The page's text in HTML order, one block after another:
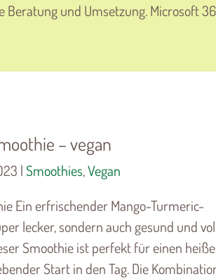
Beratung und Umsetzung. Microsoft
– vegan
|Smoothies,Vegan
Ein erfrischender Mango-Turmeric-
lecker, sondern auch gesund und
Smoothie ist perfekt für einen
Start in den Tag. Die